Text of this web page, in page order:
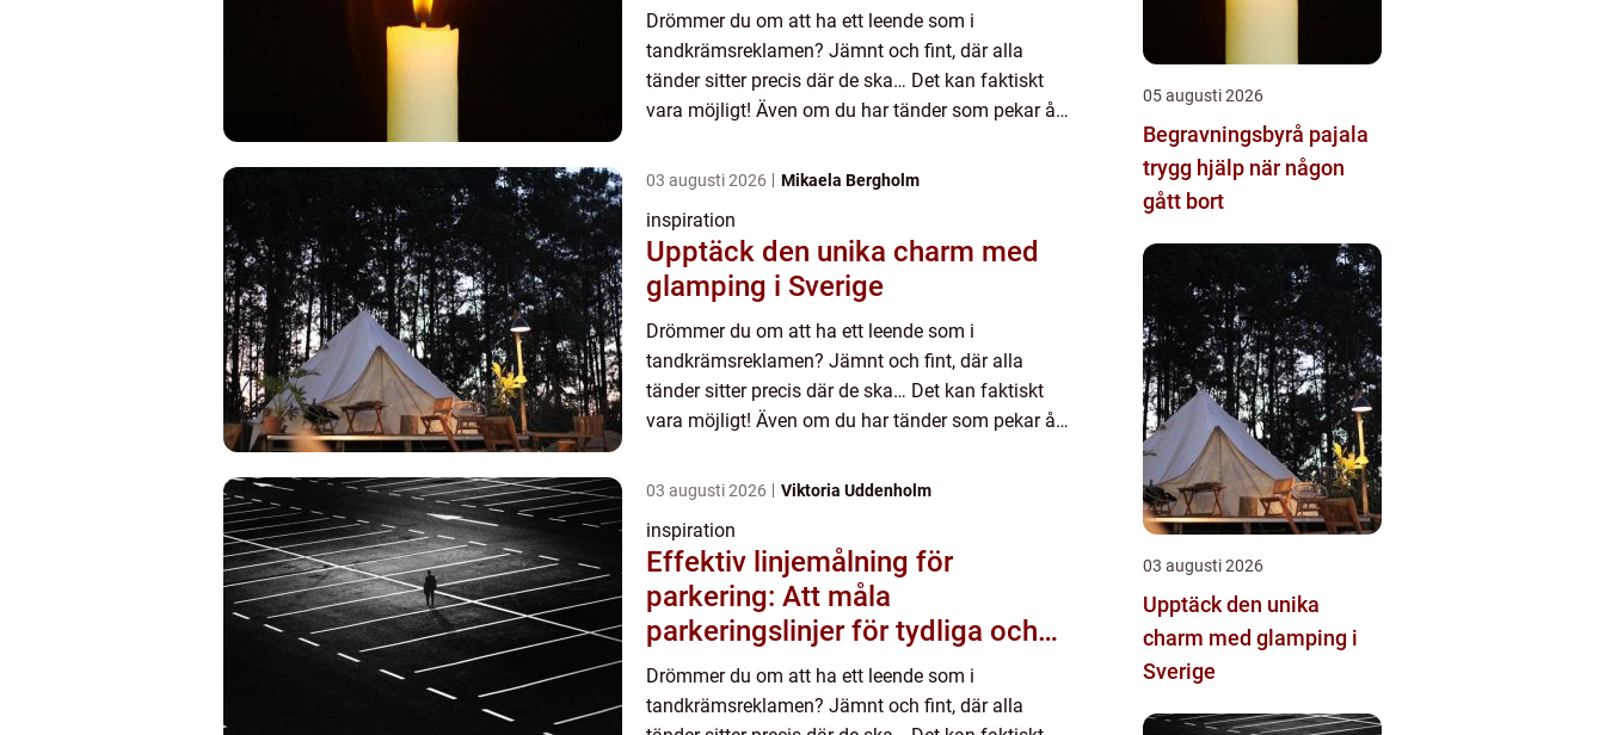
Drömmer du om att ha ett leende som i
tandkrämsreklamen? Jämnt och fint, där alla
tänder sitter precis där de ska… Det kan faktiskt
vara möjligt! Även om du har tänder som pekar åt
03 augusti 2026 Mikaela Bergholm
inspiration
Upptäck den unika charm med
glamping i Sverige
Drömmer du om att ha ett leende som i
tandkrämsreklamen? Jämnt och fint, där alla
tänder sitter precis där de ska… Det kan faktiskt
vara möjligt! Även om du har tänder som pekar åt
03 augusti 2026 Viktoria Uddenholm
inspiration
Effektiv linjemålning för
parkering: Att måla
parkeringslinjer för tydliga och
säkra parkeringsytor
Drömmer du om att ha ett leende som i
tandkrämsreklamen? Jämnt och fint, där alla
05 augusti 2026
Begravningsbyrå pajala
trygg hjälp när någon
gått bort
03 augusti 2026
Upptäck den unika
charm med glamping i
Sverige